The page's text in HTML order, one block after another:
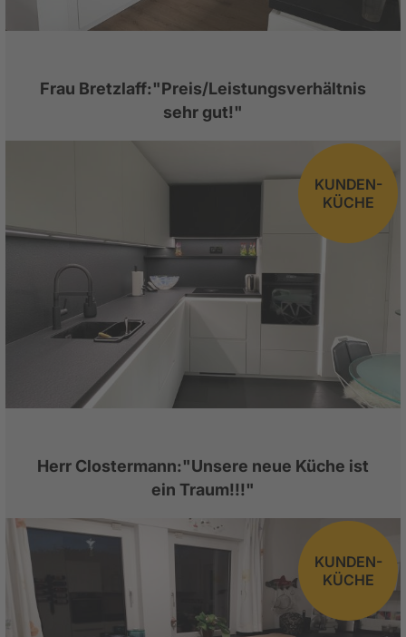
Frau Bretzlaff:"Preis/Leistungsverhältnis
sehr gut!"
KUNDEN-
KÜCHE
Herr Clostermann:"Unsere neue Küche ist
ein Traum!!!"
KUNDEN-
KÜCHE